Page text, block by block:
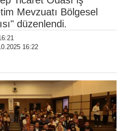
Mevzuatı Bölgesel
düzenlendi.
16:22